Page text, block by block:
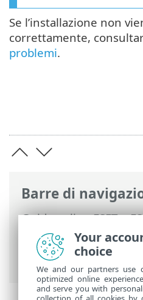
Barre di
Guida online ESET>
iniziare >
(programma di
ESET PROTECT) –
Se l’installazione non
correttamente,
problemi.
Your
choice
We and our partners use
optimized online
and serve you with